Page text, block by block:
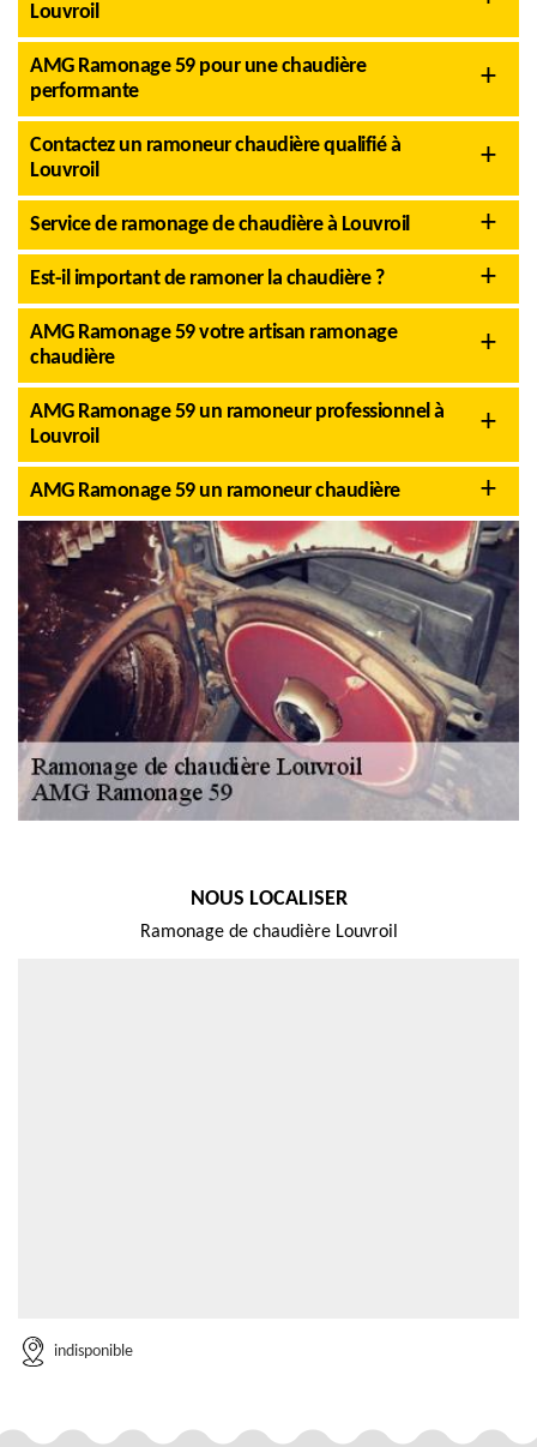
Louvroil
AMG Ramonage 59 pour une chaudière
performante
Contactez un ramoneur chaudière qualifié à
Louvroil
Service de ramonage de chaudière à Louvroil
Est-il important de ramoner la chaudière ?
AMG Ramonage 59 votre artisan ramonage
chaudière
AMG Ramonage 59 un ramoneur professionnel à
Louvroil
AMG Ramonage 59 un ramoneur chaudière
NOUS LOCALISER
Ramonage de chaudière Louvroil
indisponible